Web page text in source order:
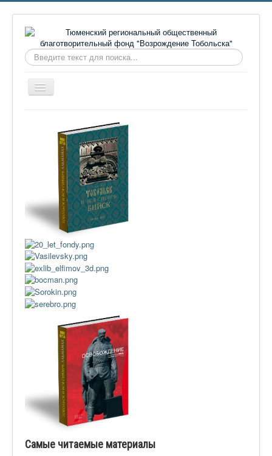
Искать...
Включить/
выключить
О фонде
Онлайн библиотека
Видеоматериалы
Контакты
Сайт проекта Достоевский
Ермаковополе.рф
Самые читаемые материалы